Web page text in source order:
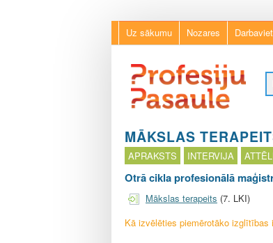
Uz sākumu Nozares
r
o
f
e
s
i
j
u
MĀKSLAS
APRAKSTS INTERVIJA
Otrā cikla profesionālā
Mākslas terapeits (7. LKI)
Kā izvēlēties piemērotāko izglītības